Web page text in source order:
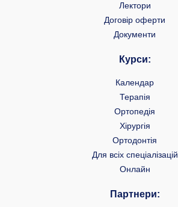
Лектори
Договір оферти
Документи
Курси:
Календар
Терапія
Ортопедія
Хірургія
Ортодонтія
Для всіх спеціалізацій
Онлайн
Партнери: